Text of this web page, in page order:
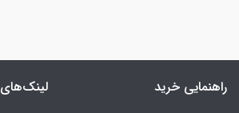
راهنمایی خرید